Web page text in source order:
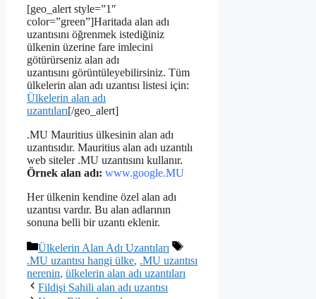
[geo_alert style=”1″
color=”green”]Haritada alan adı
uzantısını öğrenmek istediğiniz
ülkenin üzerine fare imlecini
götürürseniz alan adı
uzantısını görüntüleyebilirsiniz. Tüm
ülkelerin alan adı uzantısı listesi için:
Ülkelerin alan adı
uzantıları[/geo_alert]
.MU Mauritius ülkesinin alan adı
uzantısıdır. Mauritius alan adı uzantılı
web siteler .MU uzantısını kullanır.
Örnek alan adı: www.google.MU
Her ülkenin kendine özel alan adı
uzantısı vardır. Bu alan adlarının
sonuna belli bir uzantı eklenir.
Kategoriler
Ülkelerin Alan Adı Uzantıları
Etiketler
.MU uzantısı hangi ülke, .MU uzantısı
nerenin, ülkelerin alan adı uzantıları
Fildişi Sahili alan adı uzantısı